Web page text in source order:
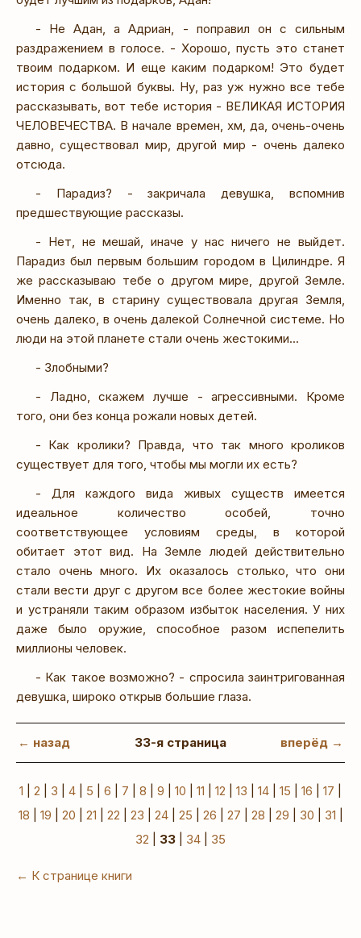
- Не Адан, а Адриан, - поправил он с сильным
раздражением в голосе. - Хорошо, пусть это станет
твоим подарком. И еще каким подарком! Это будет
история с большой буквы. Ну, раз уж нужно все тебе
рассказывать, вот тебе история - ВЕЛИКАЯ ИСТОРИЯ
ЧЕЛОВЕЧЕСТВА. В начале времен, хм, да, очень-очень
давно, существовал мир, другой мир - очень далеко
отсюда.
- Парадиз? - закричала девушка, вспомнив
предшествующие рассказы.
- Нет, не мешай, иначе у нас ничего не выйдет.
Парадиз был первым большим городом в Цилиндре. Я
же рассказываю тебе о другом мире, другой Земле.
Именно так, в старину существовала другая Земля,
очень далеко, в очень далекой Солнечной системе. Но
люди на этой планете стали очень жестокими...
- Злобными?
- Ладно, скажем лучше - агрессивными. Кроме
того, они без конца рожали новых детей.
- Как кролики? Правда, что так много кроликов
существует для того, чтобы мы могли их есть?
- Для каждого вида живых существ имеется
идеальное количество особей, точно
соответствующее условиям среды, в которой
обитает этот вид. На Земле людей действительно
стало очень много. Их оказалось столько, что они
стали вести друг с другом все более жестокие войны
и устраняли таким образом избыток населения. У них
даже было оружие, способное разом испепелить
миллионы человек.
- Как такое возможно? - спросила заинтригованная
девушка, широко открыв большие глаза.
← назад 33-я страница вперёд →
1 2 3 4 5 6 7 8 9 10 11 12 13 14 15 16 17
18
19 20 21 22 23 24| 25 26 27 28 29 30 31
32
33 34 35
← К странице книги